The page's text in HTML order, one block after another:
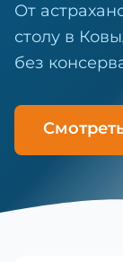
От
столу в
без